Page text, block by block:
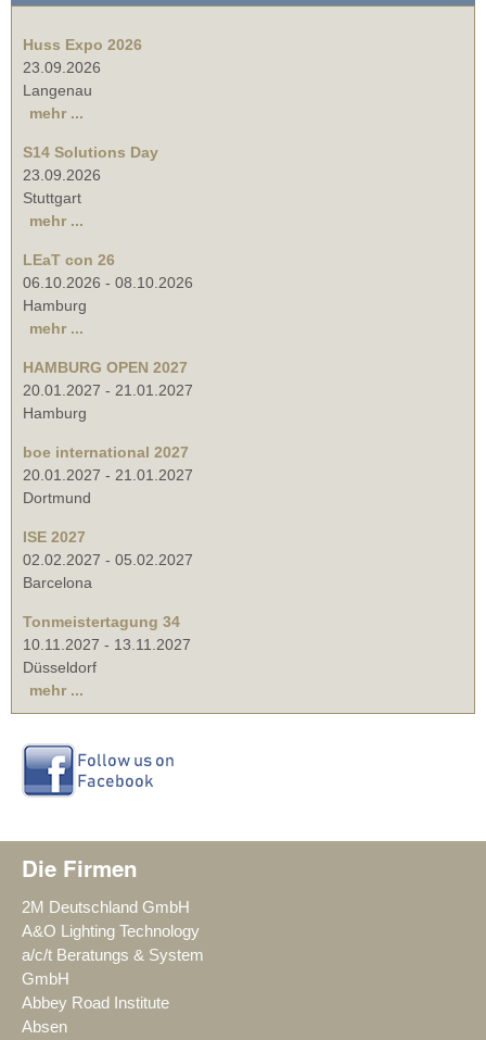
Huss Expo 2026
23.09.2026
Langenau
mehr ...
S14 Solutions Day
23.09.2026
Stuttgart
mehr ...
LEaT con 26
06.10.2026 - 08.10.2026
Hamburg
mehr ...
HAMBURG OPEN 2027
20.01.2027 - 21.01.2027
Hamburg
boe international 2027
20.01.2027 - 21.01.2027
Dortmund
ISE 2027
02.02.2027 - 05.02.2027
Barcelona
Tonmeistertagung 34
10.11.2027 - 13.11.2027
Düsseldorf
mehr ...
Die Firmen
2M Deutschland GmbH
A&O Lighting Technology
a/c/t Beratungs & System
GmbH
Abbey Road Institute
Absen